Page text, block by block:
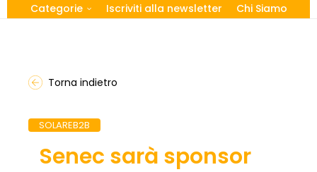
Categorie Iscriviti alla newsletter Chi Siamo
Torna indietro
SOLAREB2B
Senec sarà sponsor